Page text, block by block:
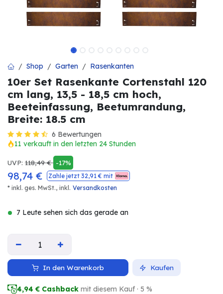
Shop Garten Rasenkanten
10er Set Rasenkante Cortenstahl 120
cm lang, 13,5 - 18,5 cm hoch,
Beeteinfassung, Beetumrandung,
Breite: 18.5 cm
6 Bewertungen
11 verkauft in den letzten 24 Stunden
UVP: 118,49€ -17%
98,74 € Zahle jetzt 32,91€ mit
* inkl. ges. MwSt., inkl. Versandkosten
7 Leute sehen sich das gerade an
In den Warenkorb Kaufen
4,94 € Cashback mit diesem Kauf · 5 %